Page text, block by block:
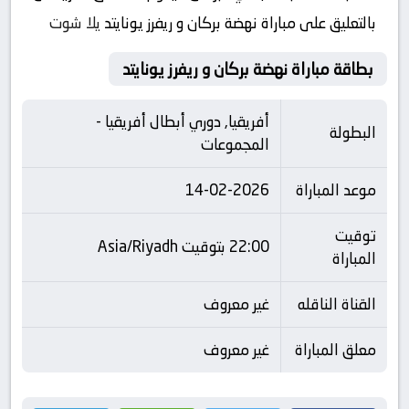
بالتعليق على مباراة نهضة بركان و ريفرز يونايتد يلا شوت
بطاقة مباراة نهضة بركان و ريفرز يونايتد
البطولة
أفريقيا, دوري أبطال أفريقيا -
المجموعات
موعد المباراة
14-02-2026
توقيت
المباراة
22:00 بتوقيت Asia/Riyadh
القناة الناقله
غير معروف
معلق المباراة
غير معروف